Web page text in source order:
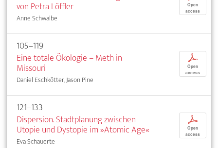
von Petra Löffler
Anne Schwalbe
Open
access
105–119
Eine totale Ökologie – Meth in
Missouri
Daniel Eschkötter, Jason Pine
p
Open
access
121–133
Dispersion. Stadtplanung zwischen
Utopie und Dystopie im »Atomic Age«
Eva Schauerte
p
Open
access